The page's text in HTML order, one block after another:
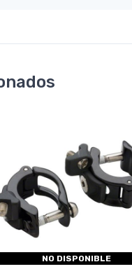
NO DISPONIBLE